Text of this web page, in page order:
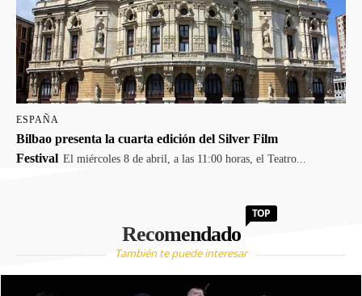
ESPAÑA
Bilbao presenta la cuarta edición del Silver Film
Festival El miércoles 8 de abril, a las 11:00 horas, el Teatro...
Recomendado
TOP
También te puede interesar